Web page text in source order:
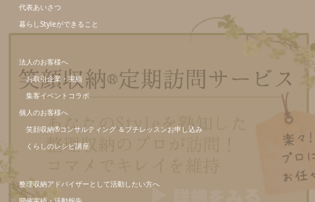
代表あいさつ
暮らしStyleができること
法人のお客様へ
お取引企業・実績
集客イベントコラボ
個人のお客様へ
笑顔収納®コンサルティング ＆プチレッスンお申し込み
くらしのレシピ講座
整理収納アドバイザーとして活動したい方へ